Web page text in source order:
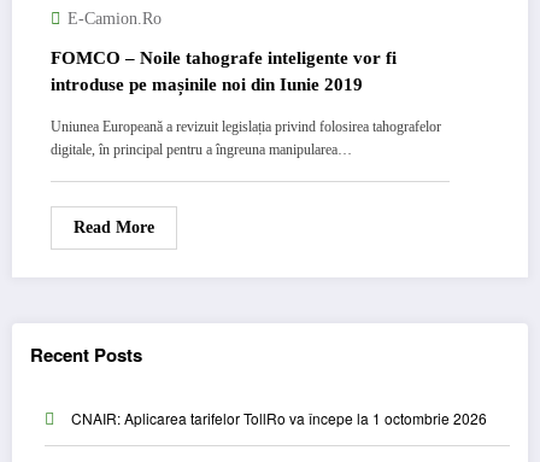
E-Camion.ro
FOMCO – Noile tahografe inteligente vor fi
introduse pe mașinile noi din Iunie 2019
Uniunea Europeană a revizuit legislația privind folosirea tahografelor
digitale, în principal pentru a îngreuna manipularea…
Read More
Recent Posts
CNAIR: Aplicarea tarifelor TollRo va începe la 1 octombrie 2026